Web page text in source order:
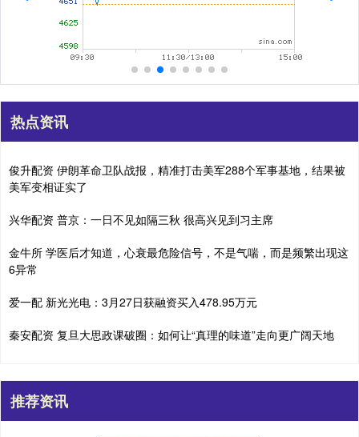
热点资讯
俊升配资 伊朗革命卫队战报，精准打击美军288个军事基地，结果被
美军变相证实了
兴华配资 普京：一日不见如隔三秋 很高兴见到习主席
金牛所 学医后才知道，心衰最危险信号，不是气喘，而是频繁出现这
6异常
爱一配 新光光电：3月27日获融资买入478.95万元
秦安配资 复旦大思政课破圈：如何让“真理的味道”走向更广阔天地
推荐资讯